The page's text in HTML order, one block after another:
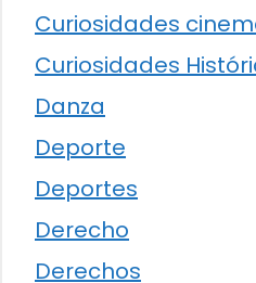
Curiosidades
Curiosidades
Danza
Deporte
Deportes
Derecho
Derechos